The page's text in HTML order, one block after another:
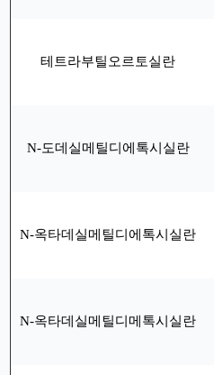
테트라부틸오르토실란
N-도데실메틸디에톡시실란
N-옥타데실메틸디에톡시실란
N-옥타데실메틸디메톡시실란